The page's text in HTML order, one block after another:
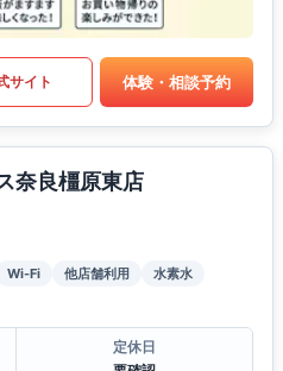
サイト 体験・相談予約
奈良橿原東店
Wi-Fi 他店舗利用
水素水
定休日